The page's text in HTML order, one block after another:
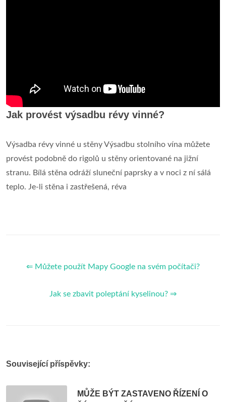
Jak provést výsadbu révy vinné?
Výsadba révy vinné u stěny Výsadbu stolního vína můžete
provést podobně do rigolů u stěny orientované na jižní
stranu. Bílá stěna odráží sluneční paprsky a v noci z ní sálá
teplo. Je-li stěna i zastřešená, réva
⇐ Můžete použít Mapy Google na svém počítači?
Jak se zbavit poleptání kyselinou? ⇒
Související příspěvky:
MŮŽE BÝT ZASTAVENO ŘÍZENÍ O